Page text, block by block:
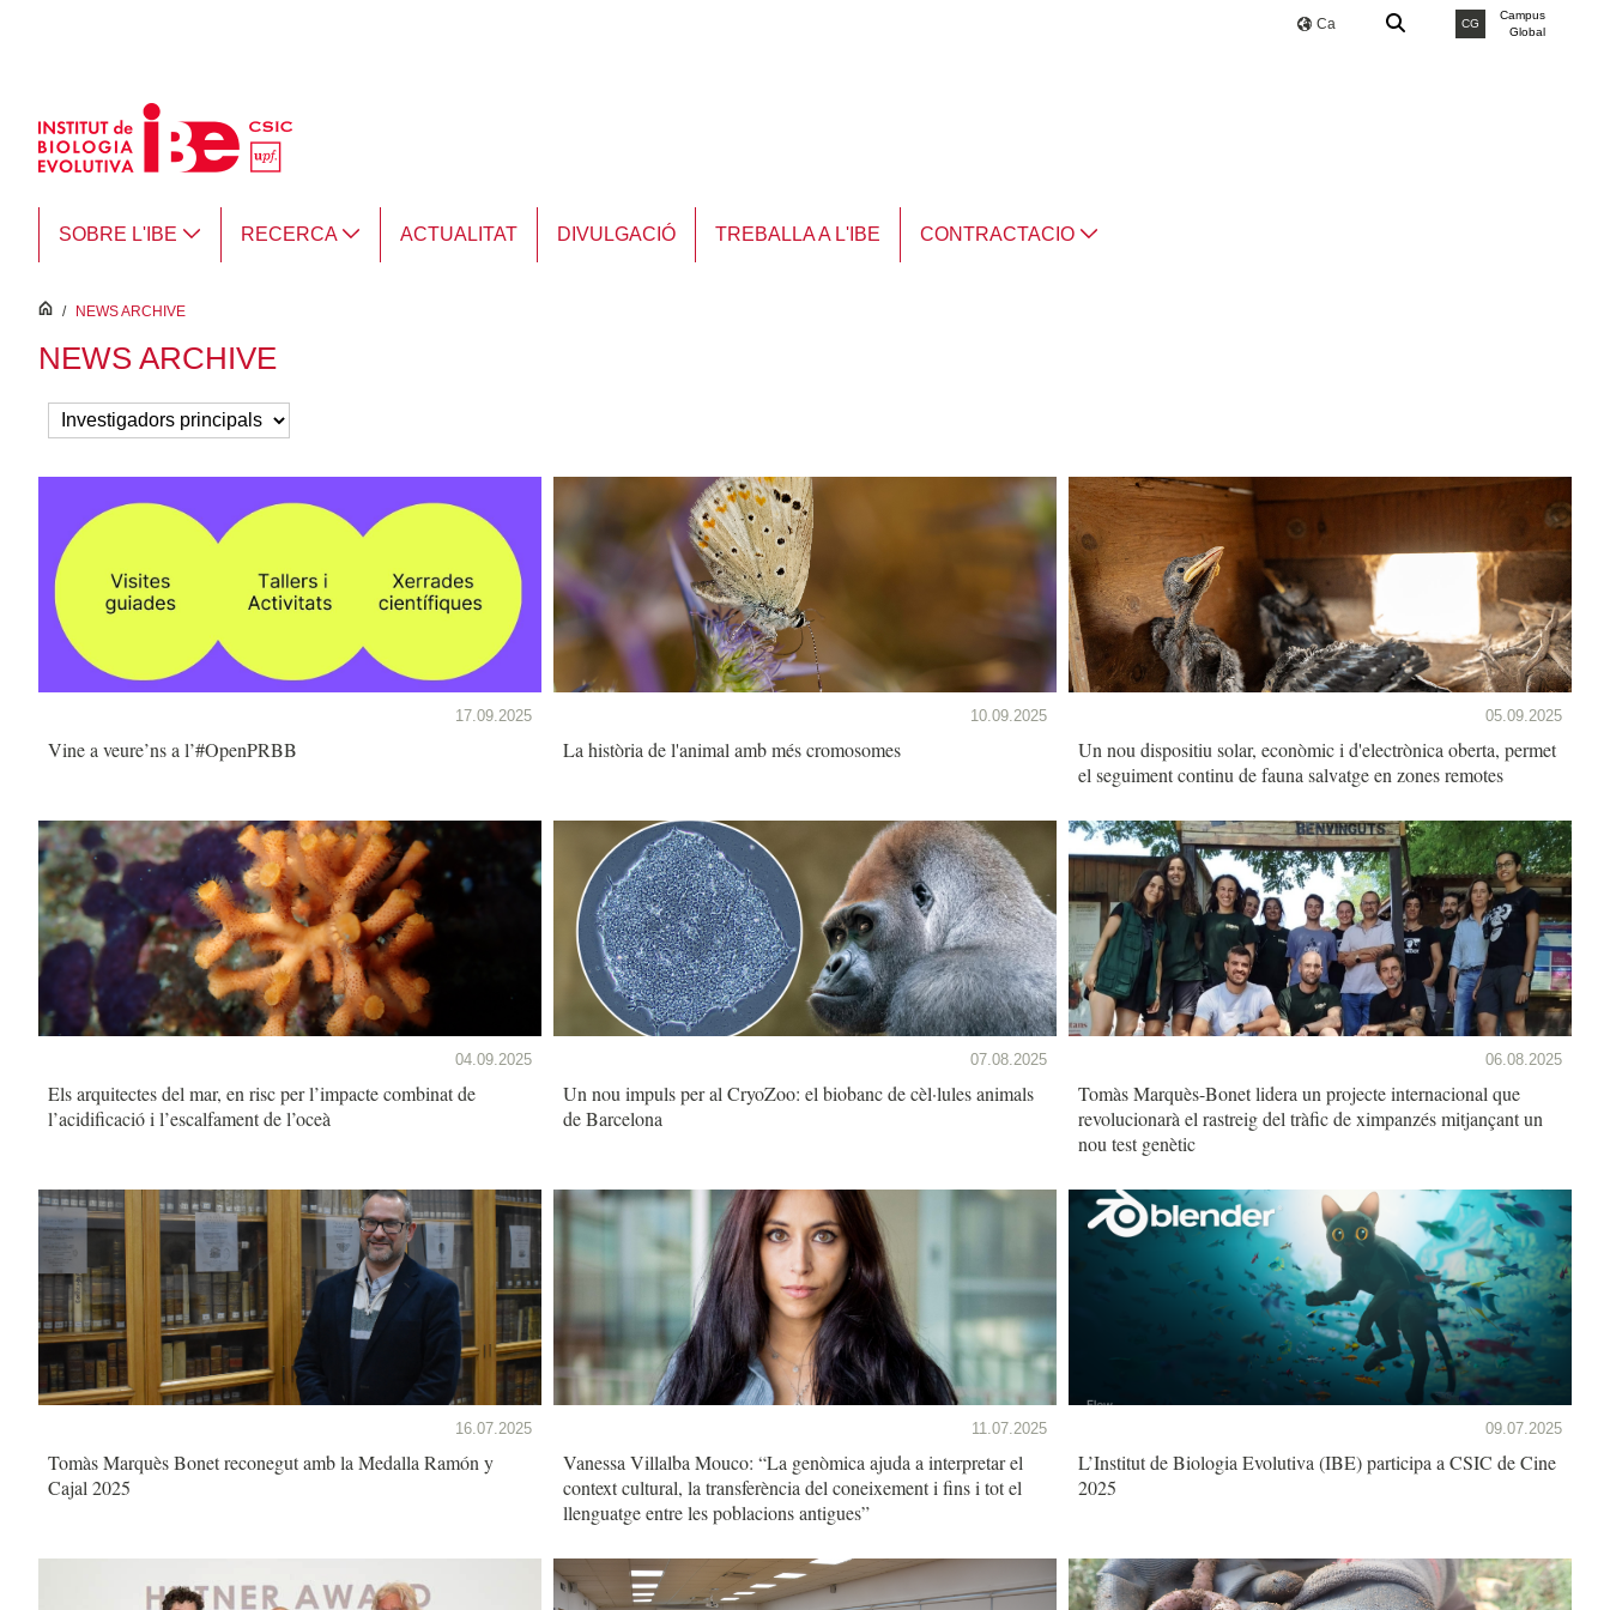
Ca CG
Campus
Global
SOBRE L'IBE RECERCA ACTUALITAT DIVULGACIÓ TREBALLA A L'IBE CONTRACTACIO
inici
/ NEWS ARCHIVE
NEWS ARCHIVE
17.09.2025
Vine a veure’ns a l’#OpenPRBB
10.09.2025
La història de l'animal amb més cromosomes
05.09.2025
Un nou dispositiu solar, econòmic i d'electrònica oberta, permet
el seguiment continu de fauna salvatge en zones remotes
04.09.2025
Els arquitectes del mar, en risc per l’impacte combinat de
l’acidificació i l’escalfament de l’oceà
07.08.2025
Un nou impuls per al CryoZoo: el biobanc de cèl·lules animals
de Barcelona
06.08.2025
Tomàs Marquès-Bonet lidera un projecte internacional que
revolucionarà el rastreig del tràfic de ximpanzés mitjançant un
nou test genètic
16.07.2025
Tomàs Marquès Bonet reconegut amb la Medalla Ramón y
Cajal 2025
11.07.2025
Vanessa Villalba Mouco: “La genòmica ajuda a interpretar el
context cultural, la transferència del coneixement i fins i tot el
llenguatge entre les poblacions antigues”
09.07.2025
L’Institut de Biologia Evolutiva (IBE) participa a CSIC de Cine
2025